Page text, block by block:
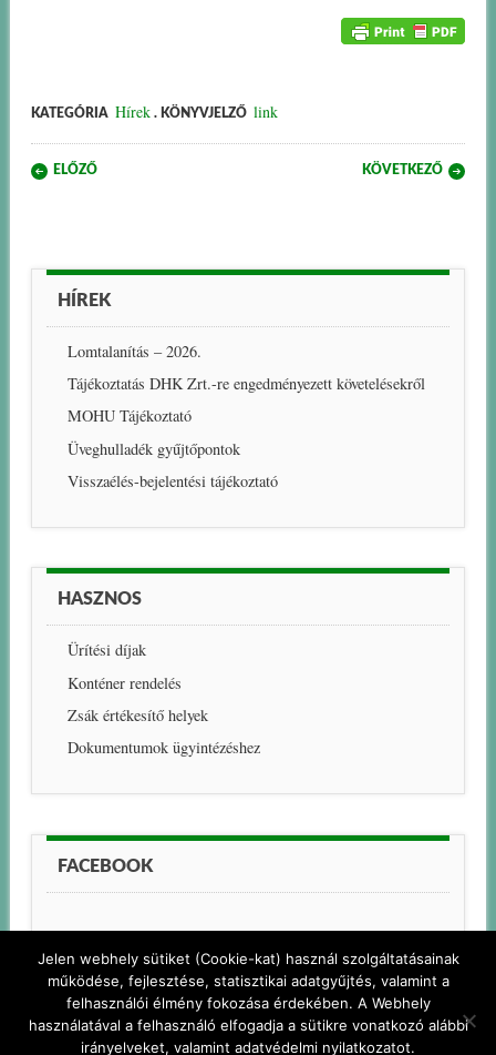
KATEGÓRIA Hírek . KÖNYVJELZŐ link
Post navigation
ELŐZŐ KÖVETKEZŐ
HÍREK
Lomtalanítás – 2026.
Tájékoztatás DHK Zrt.-re engedményezett követelésekről
MOHU Tájékoztató
Üveghulladék gyűjtőpontok
Visszaélés-bejelentési tájékoztató
HASZNOS
Ürítési díjak
Konténer rendelés
Zsák értékesítő helyek
Dokumentumok ügyintézéshez
FACEBOOK
Jelen webhely sütiket (Cookie-kat) használ szolgáltatásainak
működése, fejlesztése, statisztikai adatgyűjtés, valamint a
felhasználói élmény fokozása érdekében. A Webhely
használatával a felhasználó elfogadja a sütikre vonatkozó alábbi
irányelveket, valamint adatvédelmi nyilatkozatot.